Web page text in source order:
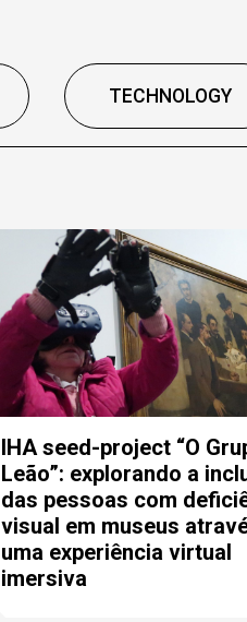
TECHNOLOGY
IHA seed-project “O
Leão”: explorando a
das pessoas com
visual em museus
uma experiência virtual
imersiva